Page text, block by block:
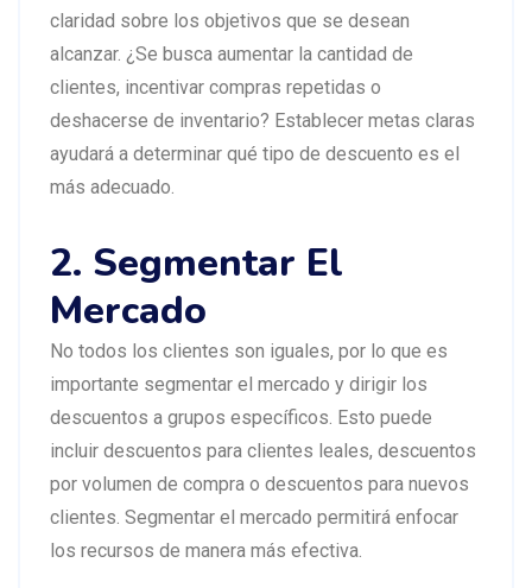
claridad sobre los objetivos que se desean
alcanzar. ¿Se busca aumentar la cantidad de
clientes, incentivar compras repetidas o
deshacerse de inventario? Establecer metas claras
ayudará a determinar qué tipo de descuento es el
más adecuado.
2. Segmentar El
Mercado
No todos los clientes son iguales, por lo que es
importante segmentar el mercado y dirigir los
descuentos a grupos específicos. Esto puede
incluir descuentos para clientes leales, descuentos
por volumen de compra o descuentos para nuevos
clientes. Segmentar el mercado permitirá enfocar
los recursos de manera más efectiva.